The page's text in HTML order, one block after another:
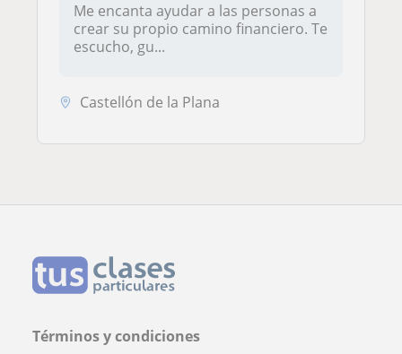
Me encanta ayudar a las personas a
crear su propio camino financiero. Te
escucho, gu...
Castellón de la Plana
Términos y condiciones